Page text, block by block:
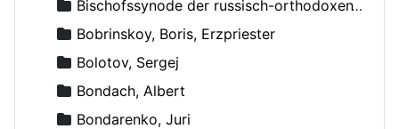
Bischofssynode der russisch-orthodoxen Kirche
Bobrinskoy, Boris, Erzpriester
Bolotov, Sergej
Bondach, Albert
Bondarenko, Juri